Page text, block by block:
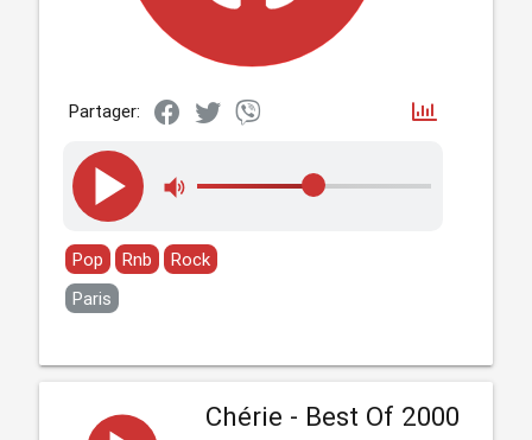
Partager:
Pop Rnb
Rock
Paris
Chérie - Best Of 2000